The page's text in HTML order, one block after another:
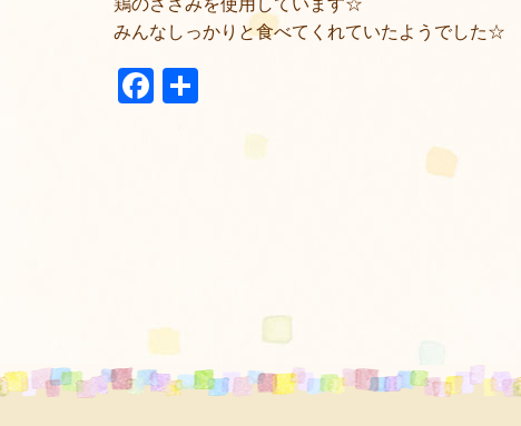
鶏のささみを使用しています☆
みんなしっかりと食べてくれていたようでした☆
Facebook